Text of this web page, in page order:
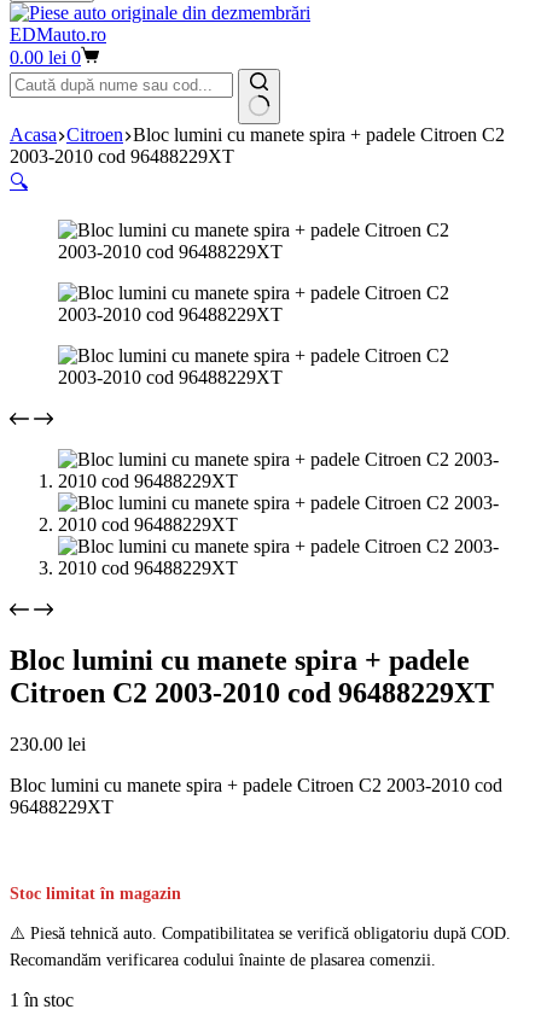
EDMauto.ro
Coș
de
cumpărături
0.00 lei 0
Niciun
rezultat
Acasa Citroen Bloc lumini cu manete spira + padele Citroen C2
2003-2010 cod 96488229XT
🔍
Bloc lumini cu manete spira + padele
Citroen C2 2003-2010 cod 96488229XT
230.00 lei
Bloc lumini cu manete spira + padele Citroen C2 2003-2010 cod
96488229XT
Stoc limitat în magazin
⚠️ Piesă tehnică auto. Compatibilitatea se verifică obligatoriu după COD.
Recomandăm verificarea codului înainte de plasarea comenzii.
1 în stoc